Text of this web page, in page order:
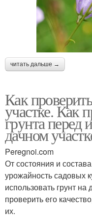
читать дальше →
Как
участке. Как
грунта перед
дачном
Peregnoi.com
От состояния и
урожайность садовых
использовать грунт
проверить его
их.